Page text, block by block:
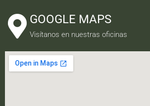
GOOGLE MAPS
Visítanos en nuestras oficinas